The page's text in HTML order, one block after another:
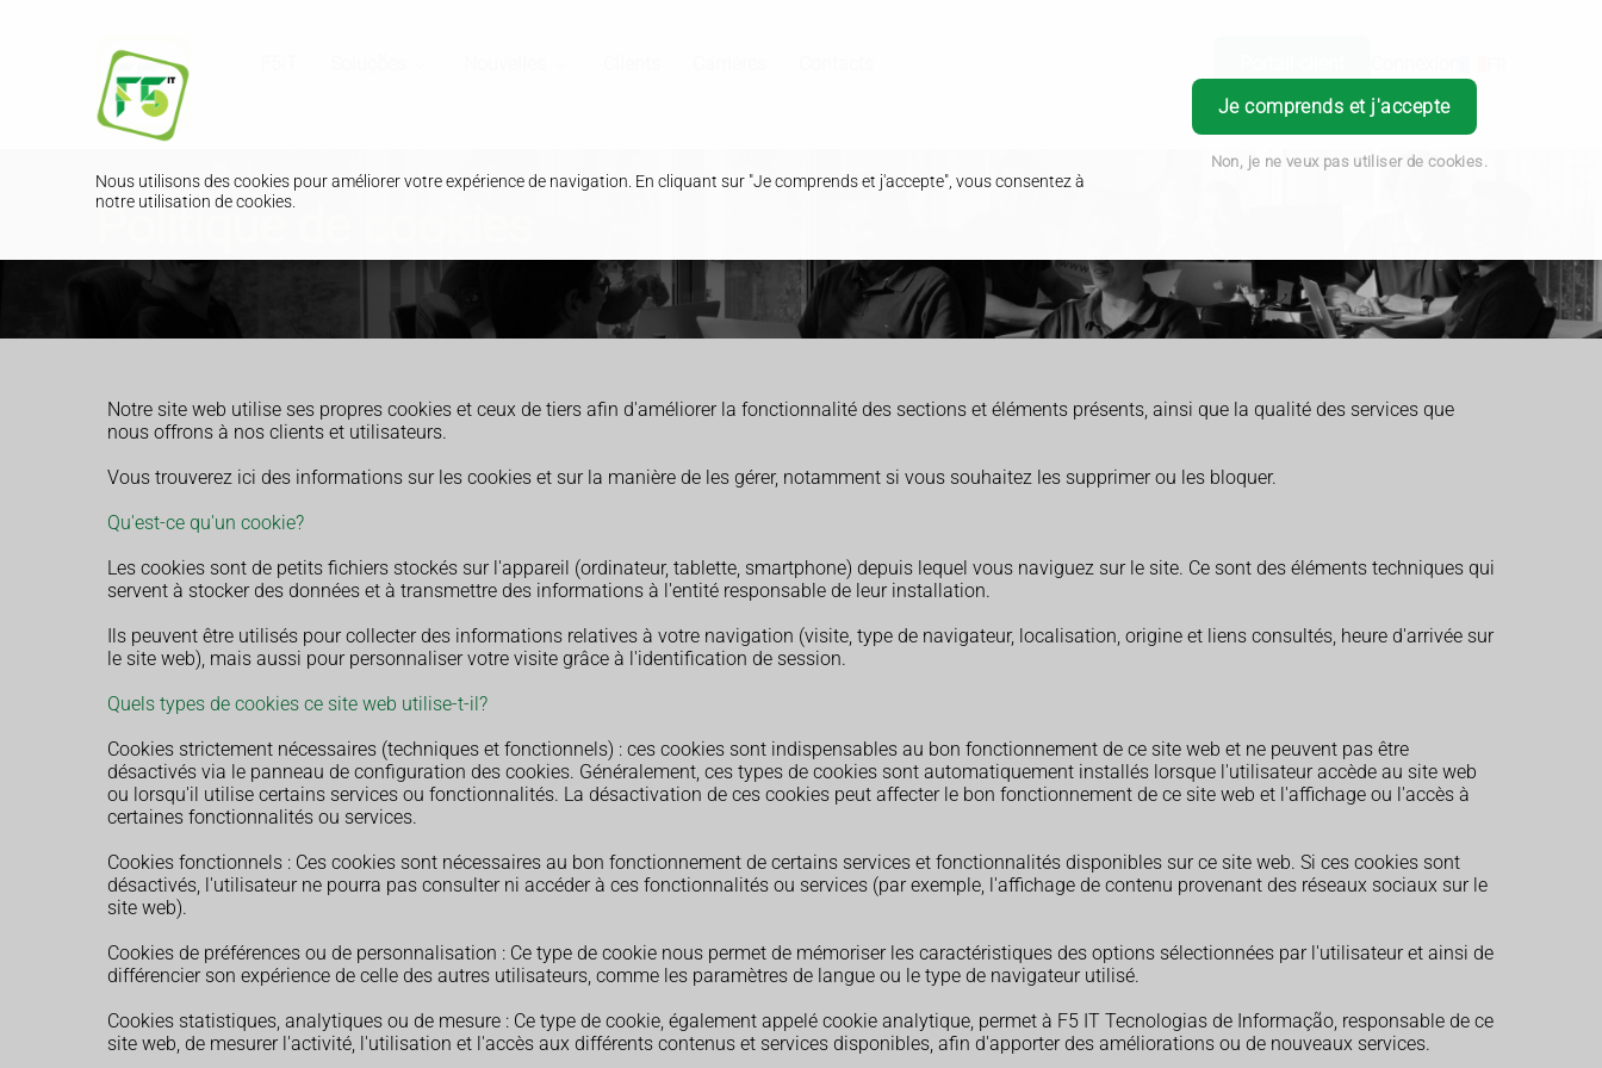
Nous utilisons des cookies pour améliorer votre expérience de navigation. En cliquant sur "Je comprends et j'accepte", vous consentez à
notre utilisation de cookies.
Je comprends et j'accepte
Non, je ne veux pas utiliser de cookies.
Politique de cookies
Notre site web utilise ses propres cookies et ceux de tiers afin d'améliorer la fonctionnalité des sections et éléments présents, ainsi que la qualité des services que
nous offrons à nos clients et utilisateurs.
Vous trouverez ici des informations sur les cookies et sur la manière de les gérer, notamment si vous souhaitez les supprimer ou les bloquer.
Qu'est-ce qu'un cookie?
Les cookies sont de petits fichiers stockés sur l'appareil (ordinateur, tablette, smartphone) depuis lequel vous naviguez sur le site. Ce sont des éléments techniques qui
servent à stocker des données et à transmettre des informations à l'entité responsable de leur installation.
Ils peuvent être utilisés pour collecter des informations relatives à votre navigation (visite, type de navigateur, localisation, origine et liens consultés, heure d'arrivée sur
le site web), mais aussi pour personnaliser votre visite grâce à l'identification de session.
Quels types de cookies ce site web utilise-t-il?
Cookies strictement nécessaires (techniques et fonctionnels) : ces cookies sont indispensables au bon fonctionnement de ce site web et ne peuvent pas être
désactivés via le panneau de configuration des cookies. Généralement, ces types de cookies sont automatiquement installés lorsque l'utilisateur accède au site web
ou lorsqu'il utilise certains services ou fonctionnalités. La désactivation de ces cookies peut affecter le bon fonctionnement de ce site web et l'affichage ou l'accès à
certaines fonctionnalités ou services.
Cookies fonctionnels : Ces cookies sont nécessaires au bon fonctionnement de certains services et fonctionnalités disponibles sur ce site web. Si ces cookies sont
désactivés, l'utilisateur ne pourra pas consulter ni accéder à ces fonctionnalités ou services (par exemple, l'affichage de contenu provenant des réseaux sociaux sur le
site web).
Cookies de préférences ou de personnalisation : Ce type de cookie nous permet de mémoriser les caractéristiques des options sélectionnées par l'utilisateur et ainsi de
différencier son expérience de celle des autres utilisateurs, comme les paramètres de langue ou le type de navigateur utilisé.
Cookies statistiques, analytiques ou de mesure : Ce type de cookie, également appelé cookie analytique, permet à F5 IT Tecnologias de Informação, responsable de ce
site web, de mesurer l'activité, l'utilisation et l'accès aux différents contenus et services disponibles, afin d'apporter des améliorations ou de nouveaux services.